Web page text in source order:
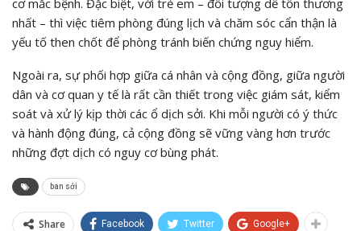
nhất – thì việc tiêm phòng đúng lịch và chăm sóc cẩn thận là
yếu tố then chốt để phòng tránh biến chứng nguy hiểm.
Ngoài ra, sự phối hợp giữa cá nhân và cộng đồng, giữa người
dân và cơ quan y tế là rất cần thiết trong việc giám sát, kiểm
soát và xử lý kịp thời các ổ dịch sởi. Khi mỗi người có ý thức
và hành động đúng, cả cộng đồng sẽ vững vàng hơn trước
những đợt dịch có nguy cơ bùng phát.
ban sởi
Share Facebook Twitter Google+